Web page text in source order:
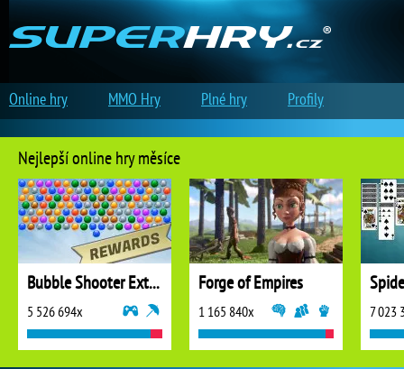
Nejlepší online hry měsíce
Bubble Shooter Extreme
5 526 694x
Forge of Empires
1 165 840x 7 023
Online hry MMO Hry Plné hry Profily